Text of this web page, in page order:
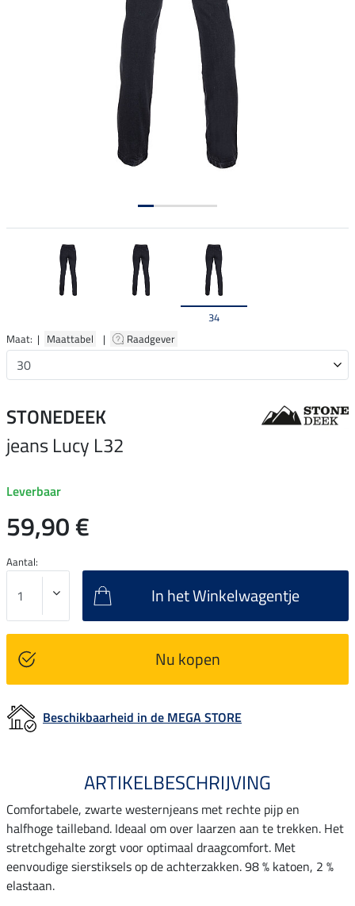
34
Maat: | Maattabel | Raadgever
STONEDEEK
jeans Lucy L32
Leverbaar
59,90 €
Aantal:
In het Winkelwagentje
Nu kopen
Beschikbaarheid in de MEGA STORE
ARTIKELBESCHRIJVING
Comfortabele, zwarte westernjeans met rechte pijp en
halfhoge tailleband. Ideaal om over laarzen aan te trekken. Het
stretchgehalte zorgt voor optimaal draagcomfort. Met
eenvoudige sierstiksels op de achterzakken. 98 % katoen, 2 %
elastaan.